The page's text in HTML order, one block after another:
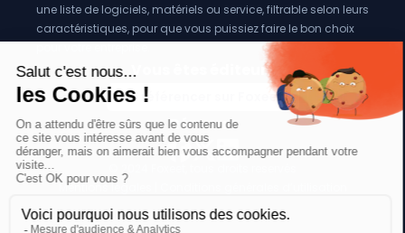
une liste de logiciels, matériels ou service, filtrable selon leurs
caractéristiques, pour que vous puissiez faire le bon choix
Vous êtes éditeur?
Se référencer sur Foxeet
Réseaux
Mentions légales